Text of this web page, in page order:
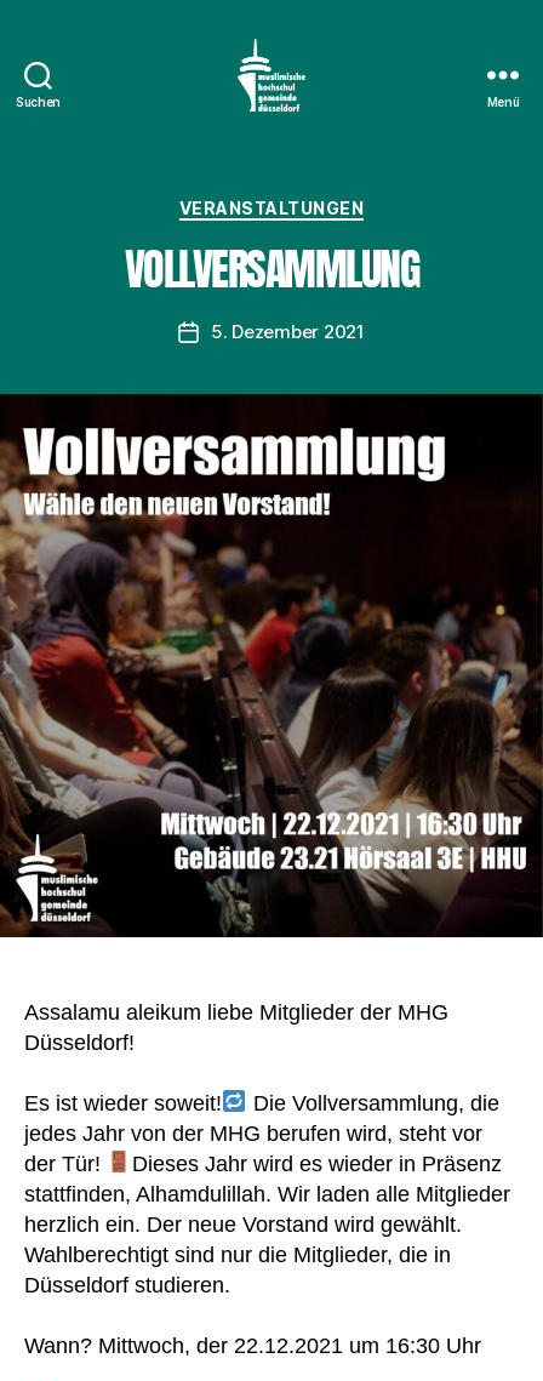
Suchen
e.
V.
Menü
Kategorien
VERANSTALTUNGEN
VOLLVERSAMMLUNG
Beitragsdatum
5. Dezember 2021
Assalamu aleikum liebe Mitglieder der MHG
Düsseldorf!
Es ist wieder soweit!
Die Vollversammlung, die
jedes Jahr von der MHG berufen wird, steht vor
der Tür!
Dieses Jahr wird es wieder in Präsenz
stattfinden, Alhamdulillah. Wir laden alle Mitglieder
herzlich ein. Der neue Vorstand wird gewählt.
Wahlberechtigt sind nur die Mitglieder, die in
Düsseldorf studieren.
Wann? Mittwoch, der 22.12.2021 um 16:30 Uhr